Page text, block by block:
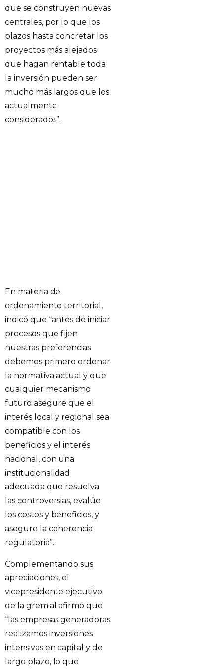
que se construyen nuevas
centrales, por lo que los
plazos hasta concretar los
proyectos más alejados
que hagan rentable toda
la inversión pueden ser
mucho más largos que los
actualmente
considerados”.
En materia de
ordenamiento territorial,
indicó que “antes de iniciar
procesos que fijen
nuestras preferencias
debemos primero ordenar
la normativa actual y que
cualquier mecanismo
futuro asegure que el
interés local y regional sea
compatible con los
beneficios y el interés
nacional, con una
institucionalidad
adecuada que resuelva
las controversias, evalúe
los costos y beneficios, y
asegure la coherencia
regulatoria”.
Complementando sus
apreciaciones, el
vicepresidente ejecutivo
de la gremial afirmó que
“las empresas generadoras
realizamos inversiones
intensivas en capital y de
largo plazo, lo que